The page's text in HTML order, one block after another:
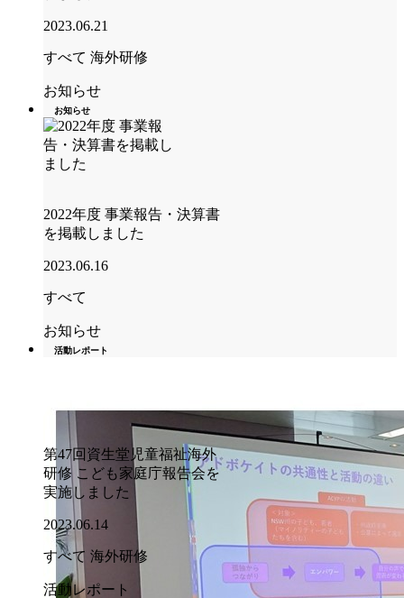
2023.06.21
すべて 海外研修
お知らせ
お知らせ
2022年度 事業報告・決算書
を掲載しました
2023.06.16
すべて
お知らせ
活動レポート
第47回資生堂児童福祉海外
研修 こども家庭庁報告会を
実施しました
2023.06.14
すべて 海外研修
活動レポート